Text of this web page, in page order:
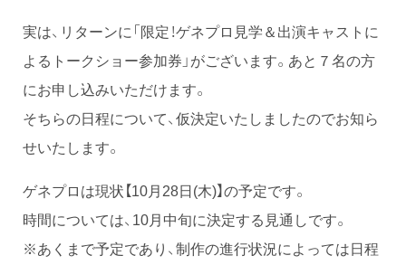
実は、リターンに「限定！ゲネプロ見学＆出演キャストに
よるトークショー参加券」がございます。あと７名の方
にお申し込みいただけます。
そちらの日程について、仮決定いたしましたのでお知ら
せいたします。
ゲネプロは現状【10月28日(木)】の予定です。
時間については、10月中旬に決定する見通しです。
※あくまで予定であり、制作の進行状況によっては日程